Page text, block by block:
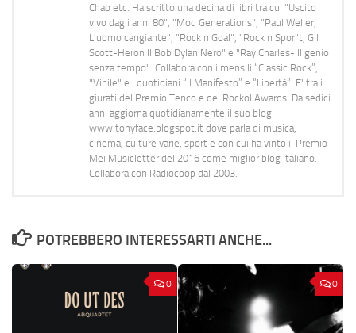
Chao etc. Ha scritto una decina di libri tra cui "Uscito
vivo dagli anni 80", "Mod Generations", "Paul Weller,
L’uomo cangiante", "Rock n Goal", "Rock n Spor"t, Gil
Scott-Heron Il Bob Dylan Nero" e "Ray Charles- Il genio
senza tempo". Collabora con i mensili “Classic Rock”,
"Vinile" e i quotidiani “Il Manifesto” e “Libertà”. E' tra i
giurati del Premio Tenco e del Rockol Awards. Da sedici
anni aggiorna quotidianamente il suo blog
www.tonyface.blogspot.it dove parla di musica,
cinema, culture varie, sport e con cui ha vinto il Premio
Mei Musicletter del 2016 come miglior blog italiano.
Collabora con Radiocoop dal 2003.
POTREBBERO INTERESSARTI ANCHE...
0 0